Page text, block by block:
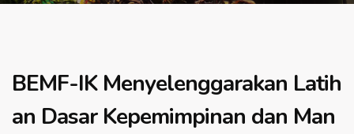
BEMF-IK Menyelenggarakan Latih
an Dasar Kepemimpinan dan Man